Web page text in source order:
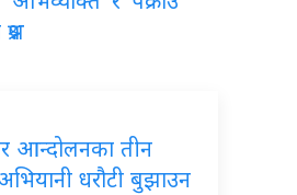
आन्दोलनका तीन
धरौटी बुझाउन